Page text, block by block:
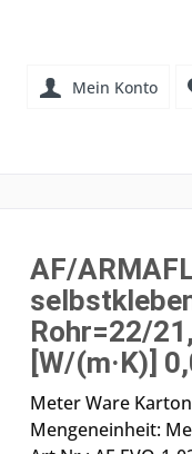
Mein Konto
AF/
Rohr=22/
[W/(m·K)]
Meter Ware
Mengeneinheit: